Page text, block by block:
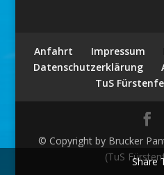
Anfahrt Impressum
Datenschutzerklärung
TuS
© Copyright by Brucker
(TuS Share